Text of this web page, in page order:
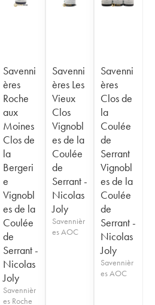
Savenni
ères
Roche
aux
Moines
Clos de
la
Bergeri
e
Vignobl
es de la
Coulée
de
Serrant -
Nicolas
Joly
Savennièr
es Roche
Savenni
ères Les
Vieux
Clos
Vignobl
es de la
Coulée
de
Serrant -
Nicolas
Joly
Savennièr
es AOC
Savenni
ères
Clos de
la
Coulée
de
Serrant
Vignobl
es de la
Coulée
de
Serrant -
Nicolas
Joly
Savennièr
es AOC